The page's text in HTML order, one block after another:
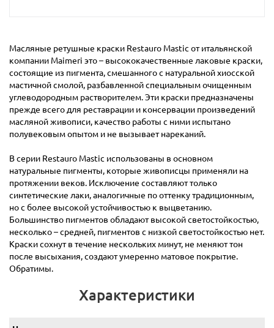
Масляные ретушные краски Restauro Mastic от итальянской
компании Maimeri это – высококачественные лаковые краски,
состоящие из пигмента, смешанного с натуральной хиосской
мастичной смолой, разбавленной специальным очищенным
углеводородным растворителем. Эти краски предназначены
прежде всего для реставрации и консервации произведений
масляной живописи, качество работы с ними испытано
полувековым опытом и не вызывает нареканий.
В серии Restauro Mastic использованы в основном
натуральные пигменты, которые живописцы применяли на
протяжении веков. Исключение составляют только
синтетические лаки, аналогичные по оттенку традиционным,
но с более высокой устойчивостью к выцветанию.
Большинство пигментов обладают высокой светостойкостью,
несколько – средней, пигментов с низкой светостойкостью нет.
Краски сохнут в течение нескольких минут, не меняют тон
после высыхания, создают умеренно матовое покрытие.
Обратимы.
Характеристики